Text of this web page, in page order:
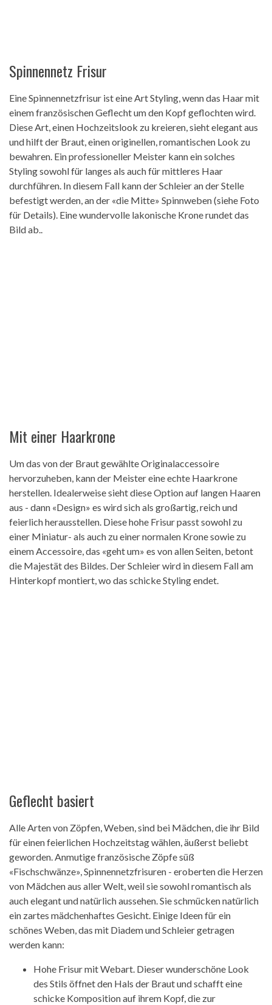
Spinnennetz Frisur
Eine Spinnennetzfrisur ist eine Art Styling, wenn das Haar mit
einem französischen Geflecht um den Kopf geflochten wird.
Diese Art, einen Hochzeitslook zu kreieren, sieht elegant aus
und hilft der Braut, einen originellen, romantischen Look zu
bewahren. Ein professioneller Meister kann ein solches
Styling sowohl für langes als auch für mittleres Haar
durchführen. In diesem Fall kann der Schleier an der Stelle
befestigt werden, an der «die Mitte» Spinnweben (siehe Foto
für Details). Eine wundervolle lakonische Krone rundet das
Bild ab..
Mit einer Haarkrone
Um das von der Braut gewählte Originalaccessoire
hervorzuheben, kann der Meister eine echte Haarkrone
herstellen. Idealerweise sieht diese Option auf langen Haaren
aus - dann «Design» es wird sich als großartig, reich und
feierlich herausstellen. Diese hohe Frisur passt sowohl zu
einer Miniatur- als auch zu einer normalen Krone sowie zu
einem Accessoire, das «geht um» es von allen Seiten, betont
die Majestät des Bildes. Der Schleier wird in diesem Fall am
Hinterkopf montiert, wo das schicke Styling endet.
Geflecht basiert
Alle Arten von Zöpfen, Weben, sind bei Mädchen, die ihr Bild
für einen feierlichen Hochzeitstag wählen, äußerst beliebt
geworden. Anmutige französische Zöpfe süß
«Fischschwänze», Spinnennetzfrisuren - eroberten die Herzen
von Mädchen aus aller Welt, weil sie sowohl romantisch als
auch elegant und natürlich aussehen. Sie schmücken natürlich
ein zartes mädchenhaftes Gesicht. Einige Ideen für ein
schönes Weben, das mit Diadem und Schleier getragen
werden kann:
Hohe Frisur mit Webart. Dieser wunderschöne Look
des Stils öffnet den Hals der Braut und schafft eine
schicke Komposition auf ihrem Kopf, die zur